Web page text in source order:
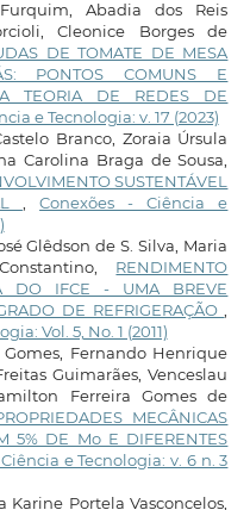
Abadia dos Reis
Cleonice Borges de
DE TOMATE DE MESA
PONTOS COMUNS E
TEORIA DE REDES DE
e Tecnologia: v. 17 (2023)
Branco, Zoraia Úrsula
Carolina Braga de Sousa,
SUSTENTÁVEL
,Conexões - Ciência e
Glêdson de S. Silva, Maria
RENDIMENTO
DO IFCE - UMA BREVE
DE REFRIGERAÇÃO
Vol. 5, No. 1 (2011)
Fernando Henrique
Guimarães, Venceslau
Ferreira Gomes de
MECÂNICAS
5% DE Mo E DIFERENTES
e Tecnologia: v. 6 n. 3
Karine Portela Vasconcelos,